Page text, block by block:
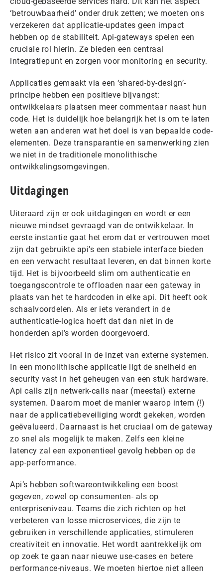
‘betrouwbaarheid’ onder druk zetten; we moeten ons
verzekeren dat applicatie-updates geen impact
hebben op de stabiliteit. Api-gateways spelen een
cruciale rol hierin. Ze bieden een centraal
integratiepunt en zorgen voor monitoring en security.
Applicaties gemaakt via een ‘shared-by-design’-
principe hebben een positieve bijvangst:
ontwikkelaars plaatsen meer commentaar naast hun
code. Het is duidelijk hoe belangrijk het is om te laten
weten aan anderen wat het doel is van bepaalde code-
elementen. Deze transparantie en samenwerking zien
we niet in de traditionele monolithische
ontwikkelingsomgevingen.
Uitdagingen
Uiteraard zijn er ook uitdagingen en wordt er een
nieuwe mindset gevraagd van de ontwikkelaar. In
eerste instantie gaat het erom dat er vertrouwen moet
zijn dat gebruikte api’s een stabiele interface bieden
en een verwacht resultaat leveren, en dat binnen korte
tijd. Het is bijvoorbeeld slim om authenticatie en
toegangscontrole te offloaden naar een gateway in
plaats van het te hardcoden in elke api. Dit heeft ook
schaalvoordelen. Als er iets verandert in de
authenticatie-logica hoeft dat dan niet in de
honderden api’s worden doorgevoerd.
Het risico zit vooral in de inzet van externe systemen.
In een monolithische applicatie ligt de snelheid en
security vast in het geheugen van een stuk hardware.
Api calls zijn netwerk-calls naar (meestal) externe
systemen. Daarom moet de manier waarop intern (!)
naar de applicatiebeveiliging wordt gekeken, worden
geëvalueerd. Daarnaast is het cruciaal om de gateway
zo snel als mogelijk te maken. Zelfs een kleine
latency zal een exponentieel gevolg hebben op de
app-performance.
Api’s hebben softwareontwikkeling een boost
gegeven, zowel op consumenten- als op
enterpriseniveau. Teams die zich richten op het
verbeteren van losse microservices, die zijn te
gebruiken in verschillende applicaties, stimuleren
creativiteit en innovatie. Het wordt aantrekkelijk om
op zoek te gaan naar nieuwe use-cases en betere
performance-niveaus. We moeten hiertoe niet alleen